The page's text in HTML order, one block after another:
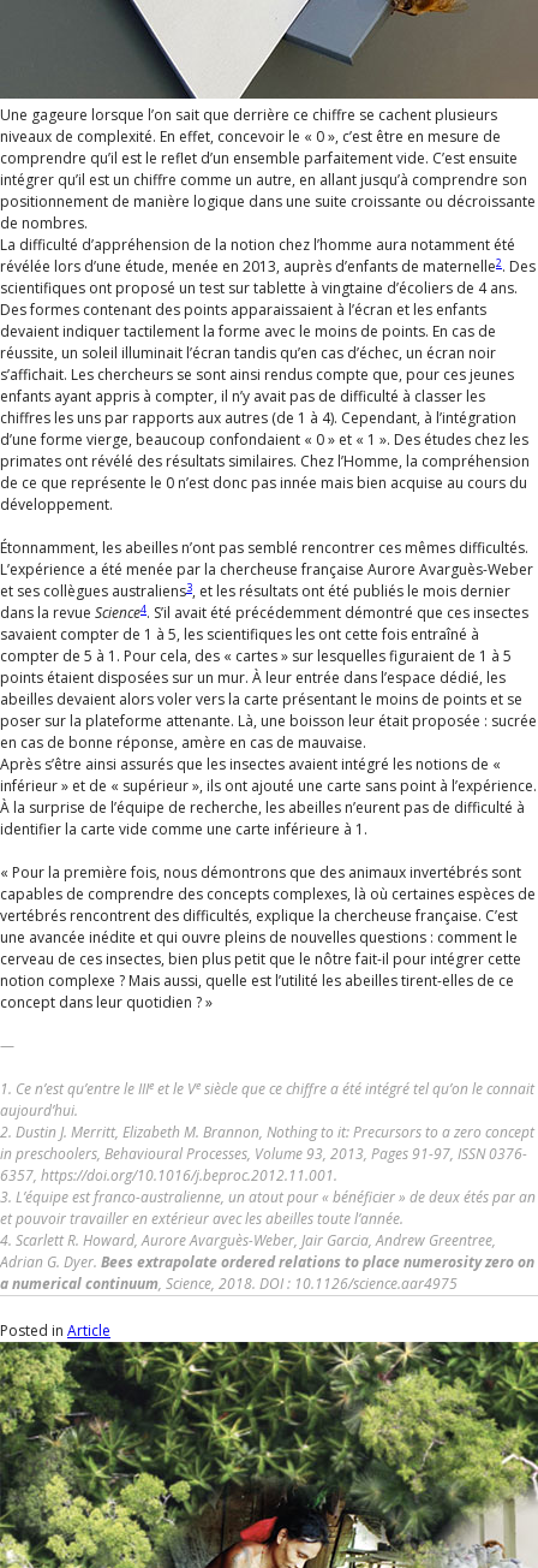
Une gageure lorsque l’on sait que derrière ce chiffre se cachent plusieurs
niveaux de complexité. En effet, concevoir le « 0 », c’est être en mesure de
comprendre qu’il est le reflet d’un ensemble parfaitement vide. C’est ensuite
intégrer qu’il est un chiffre comme un autre, en allant jusqu’à comprendre son
positionnement de manière logique dans une suite croissante ou décroissante
de nombres.
La difficulté d’appréhension de la notion chez l’homme aura notamment été
révélée lors d’une étude, menée en 2013, auprès d’enfants de maternelle2. Des
scientifiques ont proposé un test sur tablette à vingtaine d’écoliers de 4 ans.
Des formes contenant des points apparaissaient à l’écran et les enfants
devaient indiquer tactilement la forme avec le moins de points. En cas de
réussite, un soleil illuminait l’écran tandis qu’en cas d’échec, un écran noir
s’affichait. Les chercheurs se sont ainsi rendus compte que, pour ces jeunes
enfants ayant appris à compter, il n’y avait pas de difficulté à classer les
chiffres les uns par rapports aux autres (de 1 à 4). Cependant, à l’intégration
d’une forme vierge, beaucoup confondaient « 0 » et « 1 ». Des études chez les
primates ont révélé des résultats similaires. Chez l’Homme, la compréhension
de ce que représente le 0 n’est donc pas innée mais bien acquise au cours du
développement.
Étonnamment, les abeilles n’ont pas semblé rencontrer ces mêmes difficultés.
L’expérience a été menée par la chercheuse française Aurore Avarguès-Weber
et ses collègues australiens3, et les résultats ont été publiés le mois dernier
dans la revue Science4. S’il avait été précédemment démontré que ces insectes
savaient compter de 1 à 5, les scientifiques les ont cette fois entraîné à
compter de 5 à 1. Pour cela, des « cartes » sur lesquelles figuraient de 1 à 5
points étaient disposées sur un mur. À leur entrée dans l’espace dédié, les
abeilles devaient alors voler vers la carte présentant le moins de points et se
poser sur la plateforme attenante. Là, une boisson leur était proposée : sucrée
en cas de bonne réponse, amère en cas de mauvaise.
Après s’être ainsi assurés que les insectes avaient intégré les notions de «
inférieur » et de « supérieur », ils ont ajouté une carte sans point à l’expérience.
À la surprise de l’équipe de recherche, les abeilles n’eurent pas de difficulté à
identifier la carte vide comme une carte inférieure à 1.
« Pour la première fois, nous démontrons que des animaux invertébrés sont
capables de comprendre des concepts complexes, là où certaines espèces de
vertébrés rencontrent des difficultés, explique la chercheuse française. C’est
une avancée inédite et qui ouvre pleins de nouvelles questions : comment le
cerveau de ces insectes, bien plus petit que le nôtre fait-il pour intégrer cette
notion complexe ? Mais aussi, quelle est l’utilité les abeilles tirent-elles de ce
concept dans leur quotidien ? »
—
1. Ce n’est qu’entre le IIIe et le Ve siècle que ce chiffre a été intégré tel qu’on le connait
aujourd’hui.
2. Dustin J. Merritt, Elizabeth M. Brannon, Nothing to it: Precursors to a zero concept
in preschoolers, Behavioural Processes, Volume 93, 2013, Pages 91-97, ISSN 0376-
6357, https://doi.org/10.1016/j.beproc.2012.11.001.
3. L’équipe est franco-australienne, un atout pour « bénéficier » de deux étés par an
et pouvoir travailler en extérieur avec les abeilles toute l’année.
4. Scarlett R. Howard, Aurore Avarguès-Weber, Jair Garcia, Andrew Greentree,
Adrian G. Dyer. Bees extrapolate ordered relations to place numerosity zero on
a numerical continuum, Science, 2018. DOI : 10.1126/science.aar4975
Posted in Article